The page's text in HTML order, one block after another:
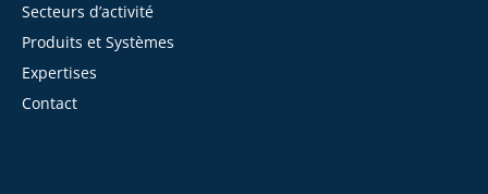
Secteurs d’activité
Produits et Systèmes
Expertises
Contact